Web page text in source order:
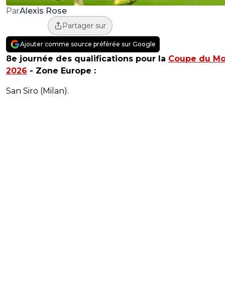
ParAlexis Rose
Partager sur
Ajouter comme source préférée sur Google
8e journée des qualifications pour la Coupe du
2026 - Zone Europe :
San Siro (Milan).